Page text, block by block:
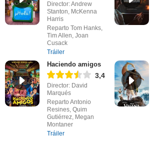
Director: Andrew
Stanton, McKenna
Harris
Reparto Tom Hanks,
Tim Allen, Joan
Cusack
Tráiler
Haciendo amigos
3,4
Director: David
Marqués
Reparto Antonio
Resines, Quim
Gutiérrez, Megan
Montaner
Tráiler